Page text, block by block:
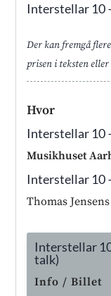
Interstellar 10
Der kan fremgå
prisen i teksten
Hvor
Interstellar 10
Musikhuset
Interstellar 10
Thomas
Interstellar
talk)
Info / Billet